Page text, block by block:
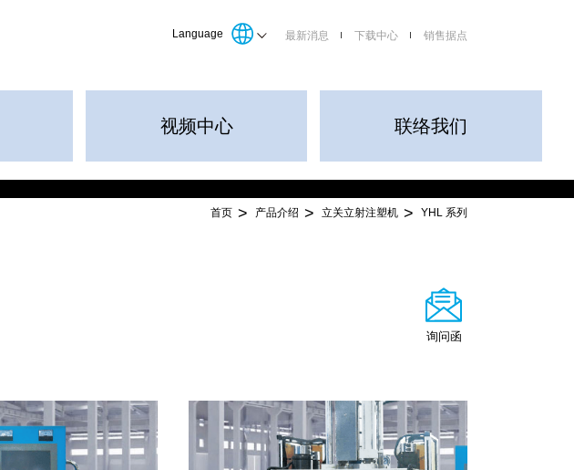
Language 最新消息 下载中心 销售据点
视频中心 联络我们
首页 产品介绍 立关立射注塑机 YHL 系列
询问函